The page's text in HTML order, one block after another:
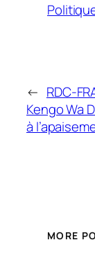
← RDC-
Kengo Wa
à
MORE